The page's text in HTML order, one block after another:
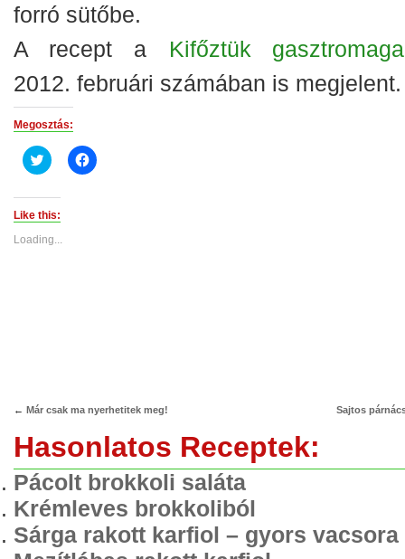
forró sütőbe.
A recept a
Kifőztük
2012. februári számában is megjelent.
Megosztás:
Click
to
(Opens
in
new
Click
to
Like this:
Loading...
← Már csak ma nyerhetitek meg! Sajtos
Hasonlatos Receptek:
Pácolt brokkoli saláta
Krémleves brokkoliból
Sárga rakott karfiol – gyors vacsora